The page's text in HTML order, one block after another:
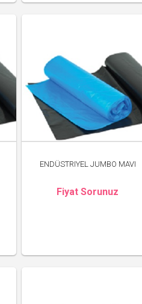
ENDÜSTRIYEL JUMBO MAVI
Fiyat Sorunuz